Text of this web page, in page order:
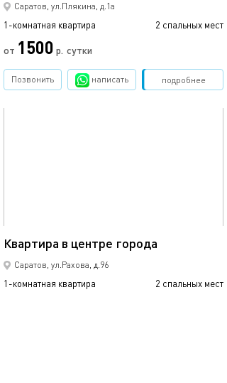
Саратов, ул.Плякина, д.1а
1-комнатная квартира 2 спальных мест
от 1500 р. сутки
подробнее
Позвонить написать Забронировать
Квартира в центре города
Саратов, ул.Рахова, д.96
1-комнатная квартира 2 спальных мест